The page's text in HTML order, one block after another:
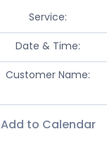
Service:
Date & Time:
Customer Name:
Add to Calendar